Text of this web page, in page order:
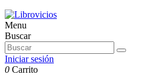
Menu
Buscar
Iniciar sesión
0 Carrito